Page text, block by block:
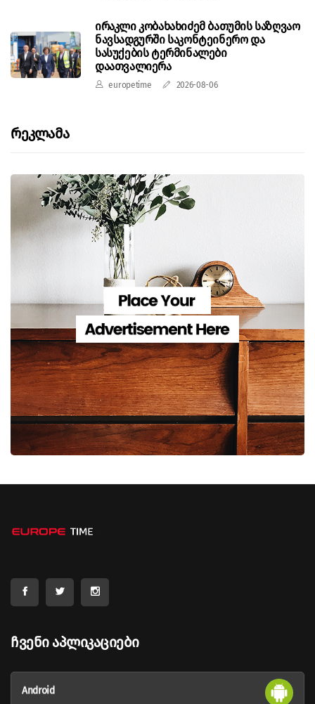
ირაკლი კობახახიძემ ბათუმის საზღვაო
ნავსადგურში საკონტეინერო და
სასუქების ტერმინალები
დაათვალიერა
europetime 2026-08-06
Რეკლამა
Ჩვენი Აპლიკაციები
Android